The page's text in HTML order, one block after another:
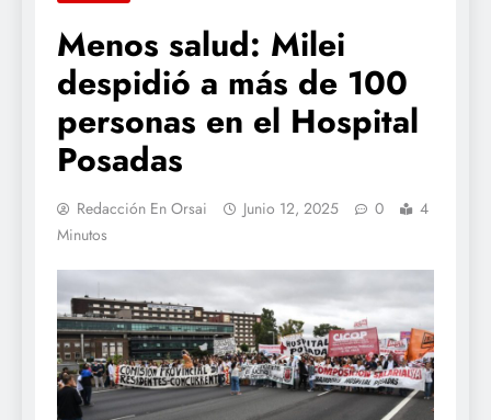
Menos salud: Milei
despidió a más de 100
personas en el Hospital
Posadas
Redacción En Orsai Junio 12, 2025 0
4
Minutos